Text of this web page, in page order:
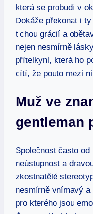
která se probudí v
Dokáže překonat i
tichou grácií a
nejen nesmírně
přítelkyni, která ho
cítí, že pouto mezi
Muž ve
gentleman
Společnost často
neústupnost a
zkostnatělé
nesmírně vnímavý a
pro kterého jsou